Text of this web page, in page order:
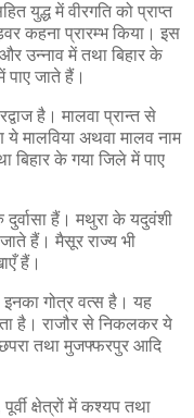
युद्ध में वीरगति को प्राप्त
कहना प्रारम्भ किया। इस
उन्नाव में तथा बिहार के
पाए जाते हैं।
है। मालवा प्रान्त से
मालविया अथवा मालव नाम
बिहार के गया जिले में पाए
हैं। मथुरा के यदुवंशी
हैं। मैसूर राज्य भी
हैं।
गोत्र वत्स है। यह
है। राजौर से निकलकर ये
छपरा तथा मुजफ्फरपुर आदि
क्षेत्रों में कश्यप तथा